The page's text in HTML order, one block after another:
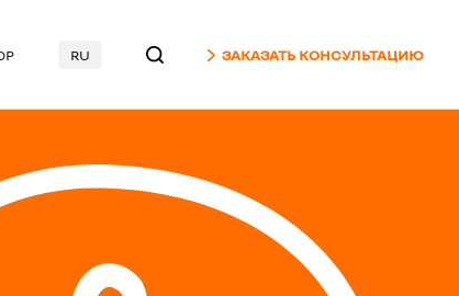
RU ЗАКАЗАТЬ КОНСУЛЬТАЦИЮ